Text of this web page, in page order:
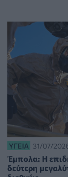
ΥΓΕΊΑ 31/07/
Έμπολα: Η
δεύτερη